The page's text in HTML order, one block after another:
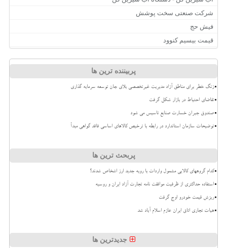
شرکت صنعتی سخت پوشش
فیش حج
قیمت بیسیم کنوود
پربیننده ترین ها
زنگ خطر برای مناطق آزاد مدیریت غیرتخصصی بلای جان توسعه سرمایه گذاری
تقاضای احتیاط در بازار شکل گرفت
صندوق جبران خسارت صنایع تاسیس می شود
توضیحات سازمان استاندارد در رابطه با ترخیص کالاهای اساسی فاقد گواهی مبدأ
پربحث ترین ها
کدام گروههای کالایی مشمول واردات با رویه جدید ارز اشخاص شدند؟
استفاده حداکثری از ظرفیت موافقت نامه تجارت آزاد ایران و روسیه
ریزش قیمت خودرو اوج گرفت
هیات تجاری اتاق ایران عازم اسلام آباد شد
جدیدترین ها